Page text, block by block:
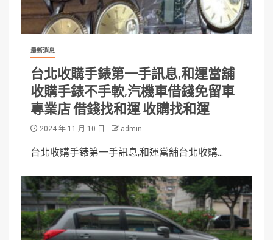
最新消息
台北收購手錶第一手訊息,和運當舖
收購手錶不手軟,汽機車借錢免留車
專業店 借錢找和運 收購找和運
2024 年 11 月 10 日 admin
台北收購手錶第一手訊息,和運當舖台北收購...